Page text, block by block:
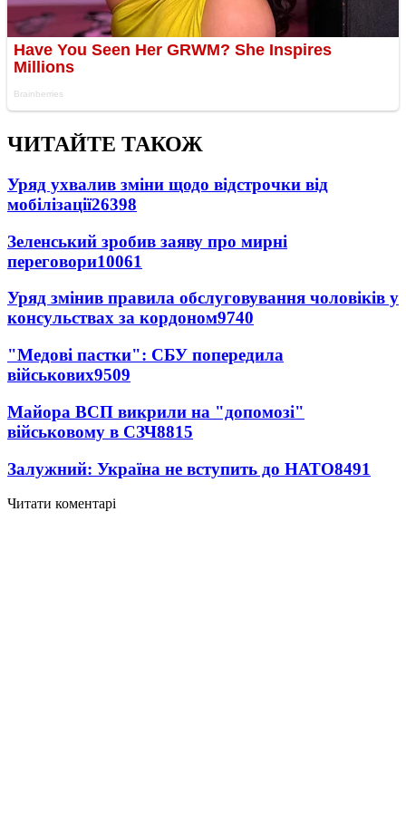
ЧИТАЙТЕ ТАКОЖ
Уряд ухвалив зміни щодо відстрочки від
мобілізації26398
Зеленський зробив заяву про мирні
переговори10061
Уряд змінив правила обслуговування чоловіків у
консульствах за кордоном9740
"Медові пастки": СБУ попередила
військових9509
Майора ВСП викрили на "допомозі"
військовому в СЗЧ8815
Залужний: Україна не вступить до НАТО8491
Читати коментарі